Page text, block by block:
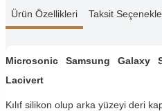
Ürün Özellikleri Taksit
Microsonic Samsung Galaxy
Lacivert
Kılıf silikon olup arka yüzeyi deri